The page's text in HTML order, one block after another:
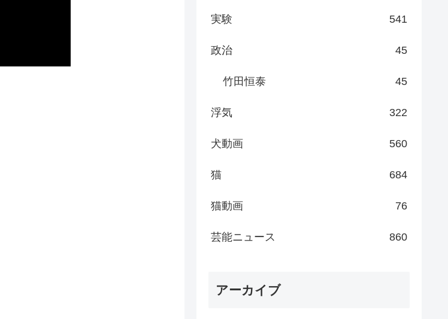
実験 541
政治 45
竹田恒泰 45
浮気 322
犬動画 560
猫 684
猫動画 76
芸能ニュース 860
アーカイブ